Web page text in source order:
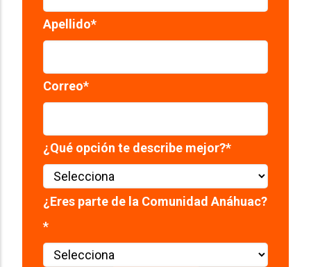
Apellido*
Correo*
¿Qué opción te describe mejor?*
¿Eres parte de la Comunidad Anáhuac?
*